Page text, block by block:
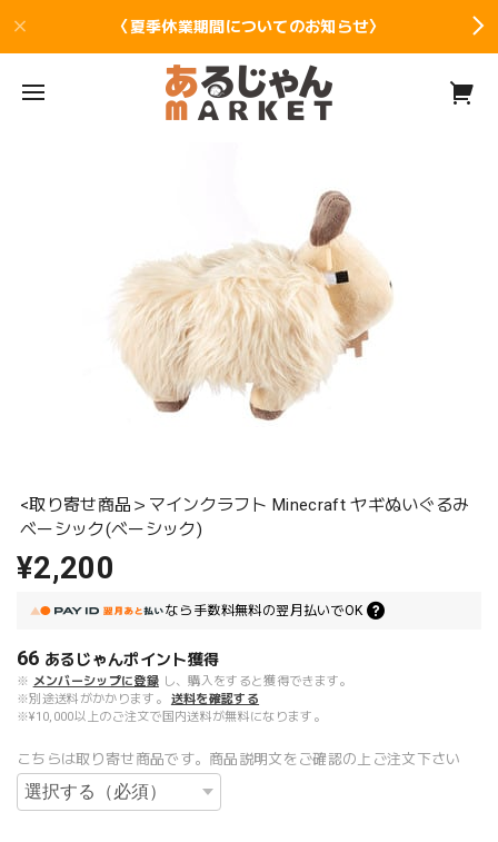
〈夏季休業期間についてのお知らせ〉
<取り寄せ商品＞マインクラフト Minecraft ヤギぬいぐるみ
ベーシック(ベーシック)
¥2,200
なら 手数料無料の翌月払いでOK
66 あるじゃんポイント獲得
※ メンバーシップに登録 し、購入をすると獲得できます。
※別途送料がかかります。
送料を確認する
※¥10,000以上のご注文で国内送料が無料になります。
こちらは取り寄せ商品です。商品説明文をご確認の上ご注文下さい